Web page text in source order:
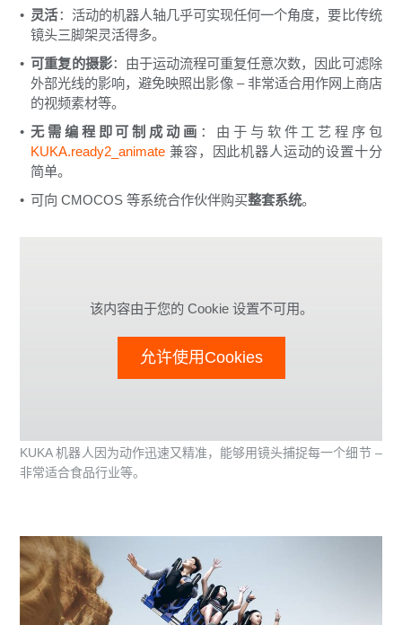
灵活：活动的机器人轴几乎可实现任何一个角度，要比传统
镜头三脚架灵活得多。
可重复的摄影：由于运动流程可重复任意次数，因此可滤除
外部光线的影响，避免映照出影像 – 非常适合用作网上商店
的视频素材等。
无需编程即可制成动画 ：由于与软件工艺程序包
KUKA.ready2_animate 兼容，因此机器人运动的设置十分
简单。
可向 CMOCOS 等系统合作伙伴购买整套系统。
该内容由于您的 Cookie 设置不可用。
允许使用Cookies
KUKA 机器人因为动作迅速又精准，能够用镜头捕捉每一个细节 –
非常适合食品行业等。